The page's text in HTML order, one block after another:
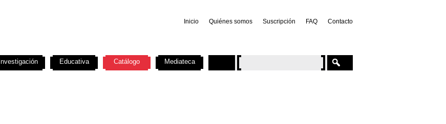
Inicio Quiénes somos Suscripción FAQ Contacto
Investigación Educativa Catálogo Mediateca